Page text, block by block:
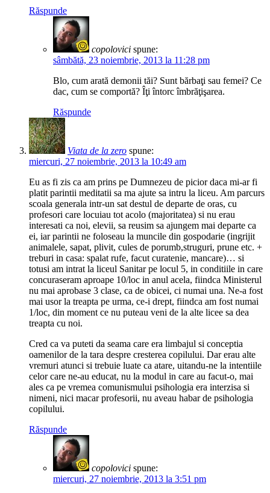
Răspunde
copolovici spune:
sâmbătă, 23 noiembrie, 2013 la 11:28 pm
Blo, cum arată demonii tăi? Sunt bărbaţi sau femei? Ce
dac, cum se comportă? Îţi întorc îmbrăţişarea.
Răspunde
Viata de la zero spune:
miercuri, 27 noiembrie, 2013 la 10:49 am
Eu as fi zis ca am prins pe Dumnezeu de picior daca mi-ar fi
platit parintii meditatii sa ma ajute sa intru la liceu. Am parcurs
scoala generala intr-un sat destul de departe de oras, cu
profesori care locuiau tot acolo (majoritatea) si nu erau
interesati ca noi, elevii, sa reusim sa ajungem mai departe ca
ei, iar parintii ne foloseau la muncile din gospodarie (ingrijit
animalele, sapat, plivit, cules de porumb,struguri, prune etc. +
treburi in casa: spalat rufe, facut curatenie, mancare)… si
totusi am intrat la liceul Sanitar pe locul 5, in conditiile in care
concuraseram aproape 10/loc in anul acela, fiindca Ministerul
nu mai aprobase 3 clase, ca de obicei, ci numai una. Ne-a fost
mai usor la treapta pe urma, ce-i drept, fiindca am fost numai
1/loc, din moment ce nu puteau veni de la alte licee sa dea
treapta cu noi.
Cred ca va puteti da seama care era limbajul si conceptia
oamenilor de la tara despre cresterea copilului. Dar erau alte
vremuri atunci si trebuie luate ca atare, uitandu-ne la intentiile
celor care ne-au educat, nu la modul in care au facut-o, mai
ales ca pe vremea comunismului psihologia era interzisa si
nimeni, nici macar profesorii, nu aveau habar de psihologia
copilului.
Răspunde
copolovici spune:
miercuri, 27 noiembrie, 2013 la 3:51 pm